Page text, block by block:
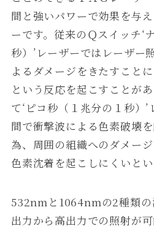
間と強いパワーで効果を与
ーです。従来のＱスイッチ‘
秒）’レーザーではレーザー
よるダメージをきたすこと
という反応を起こすことが
て‘ピコ秒（１兆分の１秒）
間で衝撃波による色素破壊
為、周囲の組織へのダメー
色素沈着を起こしにくいとい
532nmと1064nmの2種類
出力から高出力での照射が